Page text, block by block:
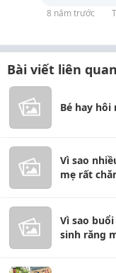
8 năm trước
Bài viết liên quan
Bé hay
Vì sao
mẹ rất
Vì sao
sinh răng